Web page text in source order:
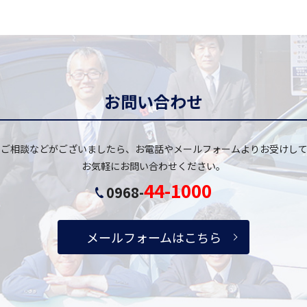
お問い合わせ
相談などがございましたら、お電話やメールフォームよりお受けし
お気軽にお問い合わせください。
0968-44-1000
メールフォームはこちら